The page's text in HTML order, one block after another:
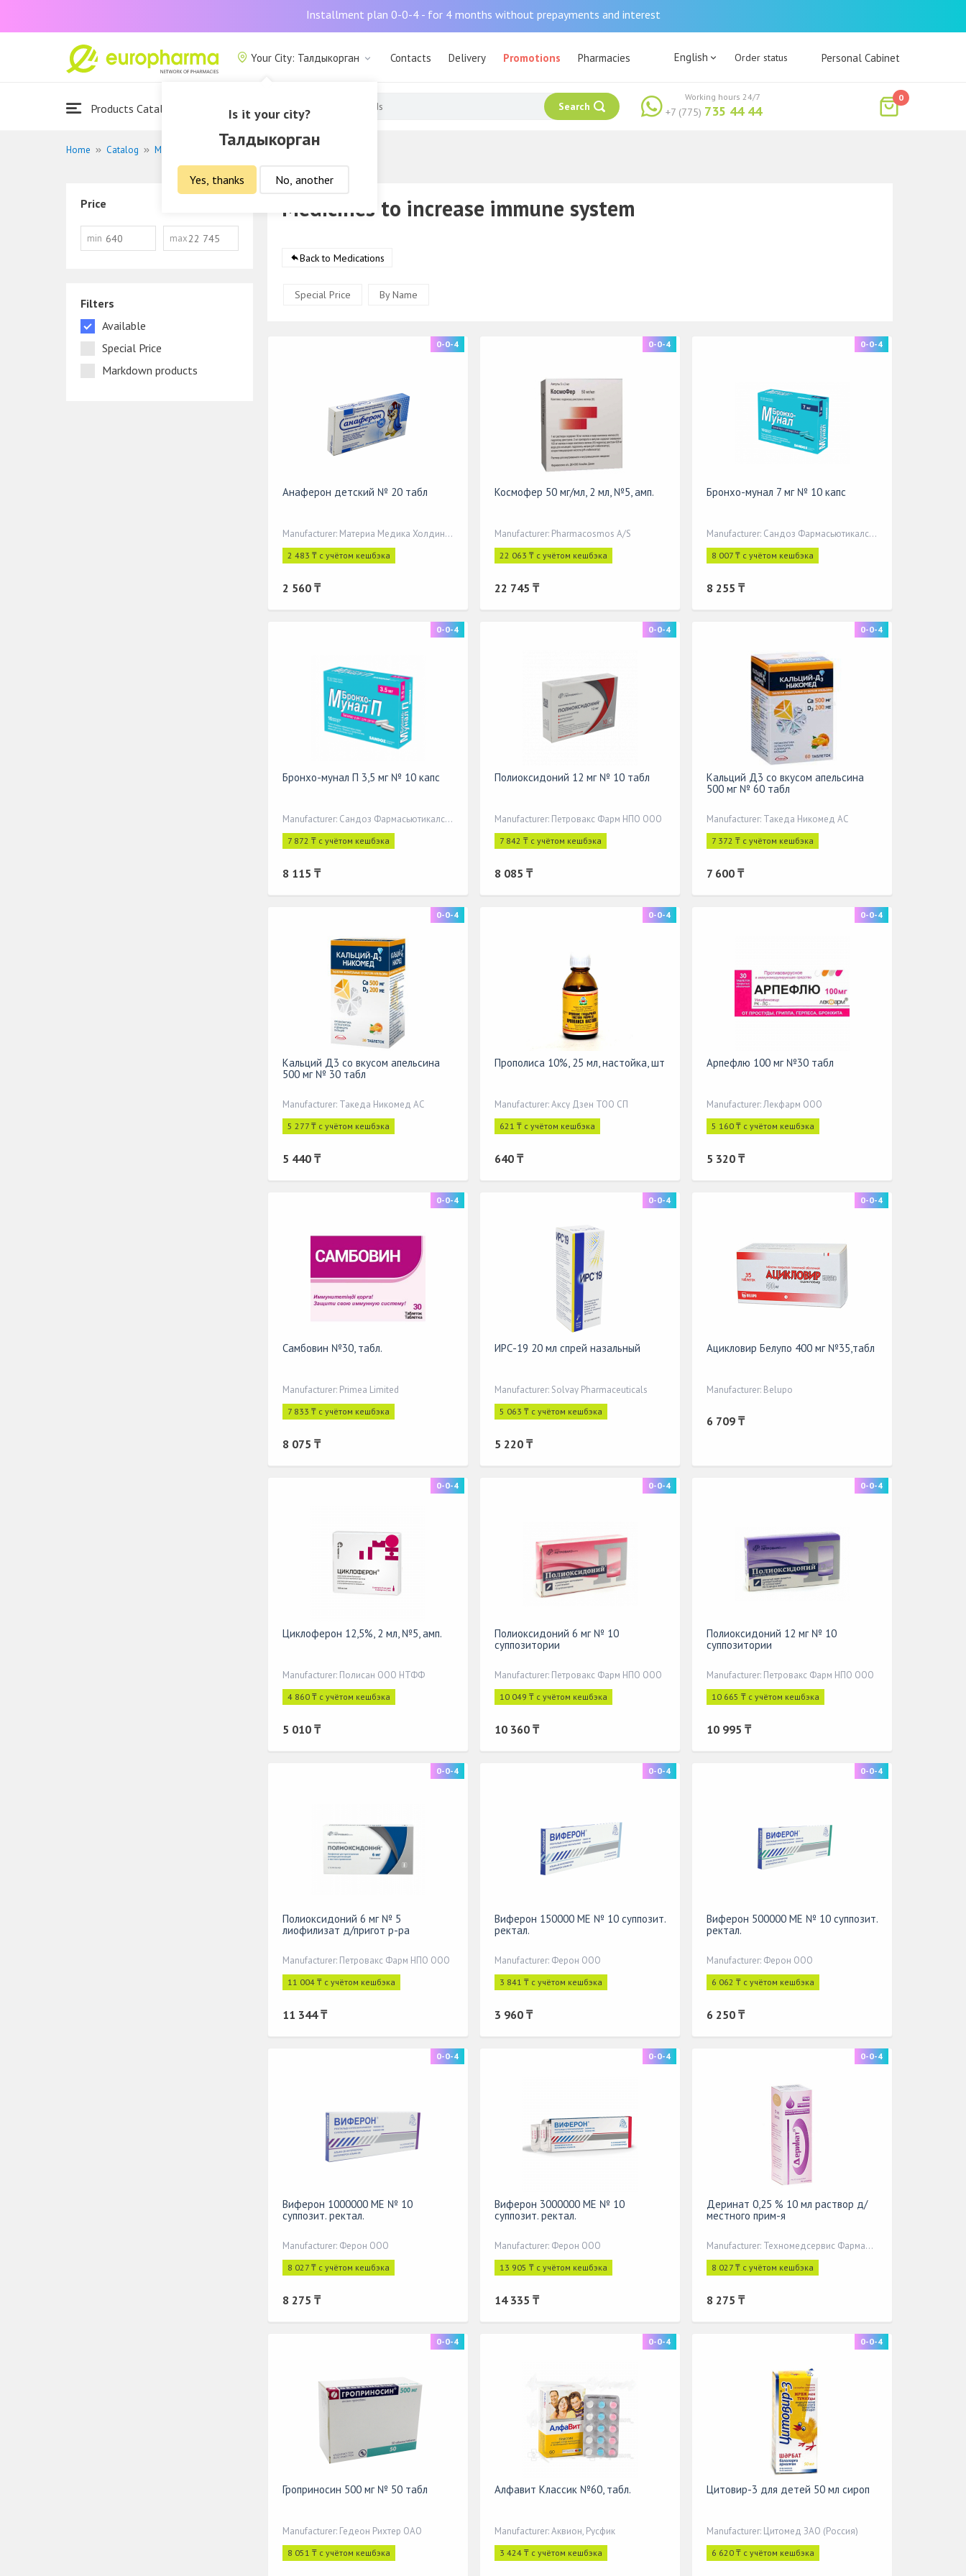
Installment plan 0-0-4 - for 4 months without prepayments and interest
Your City: Талдыкорган
Is it your city?
Талдыкорган
Yes, thanks No, another
Contacts Delivery Promotions Pharmacies
About Us
English Order status Personal Cabinet
Products Catalogue Search +7 (775) 735 44 44
Working hours 24/7 0
Home Catalog Medications Medicines to increase immune system
Price
min max
Filters
Available
Special Price
Markdown products
Medicines to increase immune system
Back to Medications
Special Price By Name
0-0-4
Анаферон детский № 20 табл
Manufacturer: Материа Медика Холдинг НП
2 483 ₸ с учётом кешбэка
2 560 ₸
0-0-4
Космофер 50 мг/мл, 2 мл, №5, амп.
Manufacturer: Pharmacosmos A/S
22 063 ₸ с учётом кешбэка
22 745 ₸
0-0-4
Бронхо-мунал 7 мг № 10 капс
Manufacturer: Сандоз Фармасьютикалс д.д.
8 007 ₸ с учётом кешбэка
8 255 ₸
0-0-4
Бронхо-мунал П 3,5 мг № 10 капс
Manufacturer: Сандоз Фармасьютикалс д.д.
7 872 ₸ с учётом кешбэка
8 115 ₸
0-0-4
Полиоксидоний 12 мг № 10 табл
Manufacturer: Петровакс Фарм НПО ООО
7 842 ₸ с учётом кешбэка
8 085 ₸
0-0-4
Кальций Д3 со вкусом апельсина
500 мг № 60 табл
Manufacturer: Такеда Никомед АС
7 372 ₸ с учётом кешбэка
7 600 ₸
0-0-4
Кальций Д3 со вкусом апельсина
500 мг № 30 табл
Manufacturer: Такеда Никомед АС
5 277 ₸ с учётом кешбэка
5 440 ₸
0-0-4
Прополиса 10%, 25 мл, настойка, шт
Manufacturer: Аксу Дзен ТОО СП
621 ₸ с учётом кешбэка
640 ₸
0-0-4
Арпефлю 100 мг №30 табл
Manufacturer: Лекфарм ООО
5 160 ₸ с учётом кешбэка
5 320 ₸
0-0-4
Самбовин №30, табл.
Manufacturer: Primea Limited
7 833 ₸ с учётом кешбэка
8 075 ₸
0-0-4
ИРС-19 20 мл спрей назальный
Manufacturer: Solvay Pharmaceuticals
5 063 ₸ с учётом кешбэка
5 220 ₸
0-0-4
Ацикловир Белупо 400 мг №35,табл
Manufacturer: Belupo
6 709 ₸
0-0-4
Циклоферон 12,5%, 2 мл, №5, амп.
Manufacturer: Полисан ООО НТФФ
4 860 ₸ с учётом кешбэка
5 010 ₸
0-0-4
Полиоксидоний 6 мг № 10
суппозитории
Manufacturer: Петровакс Фарм НПО ООО
10 049 ₸ с учётом кешбэка
10 360 ₸
0-0-4
Полиоксидоний 12 мг № 10
суппозитории
Manufacturer: Петровакс Фарм НПО ООО
10 665 ₸ с учётом кешбэка
10 995 ₸
0-0-4
Полиоксидоний 6 мг № 5
лиофилизат д/пригот р-ра
Manufacturer: Петровакс Фарм НПО ООО
11 004 ₸ с учётом кешбэка
11 344 ₸
0-0-4
Виферон 150000 МЕ № 10 суппозит.
ректал.
Manufacturer: Ферон ООО
3 841 ₸ с учётом кешбэка
3 960 ₸
0-0-4
Виферон 500000 МЕ № 10 суппозит.
ректал.
Manufacturer: Ферон ООО
6 062 ₸ с учётом кешбэка
6 250 ₸
0-0-4
Виферон 1000000 МЕ № 10
суппозит. ректал.
Manufacturer: Ферон ООО
8 027 ₸ с учётом кешбэка
8 275 ₸
0-0-4
Виферон 3000000 МЕ № 10
суппозит. ректал.
Manufacturer: Ферон ООО
13 905 ₸ с учётом кешбэка
14 335 ₸
0-0-4
Деринат 0,25 % 10 мл раствор д/
местного прим-я
Manufacturer: Техномедсервис Фармацевти
8 027 ₸ с учётом кешбэка
8 275 ₸
0-0-4
Гроприносин 500 мг № 50 табл
Manufacturer: Гедеон Рихтер ОАО
8 051 ₸ с учётом кешбэка
0-0-4
Алфавит Классик №60, табл.
Manufacturer: Аквион, Русфик
3 424 ₸ с учётом кешбэка
0-0-4
Цитовир-3 для детей 50 мл сироп
Manufacturer: Цитомед ЗАО (Россия)
6 620 ₸ с учётом кешбэка